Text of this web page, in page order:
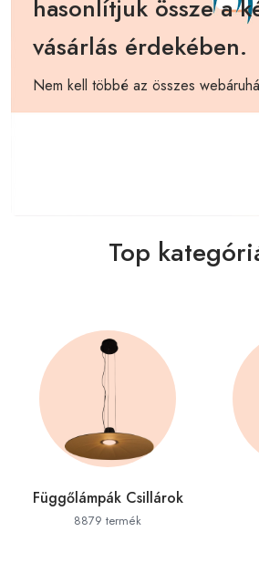
hasonlítjuk össze a
vásárlás érdekében.
Nem kell többé az összes
Top
Függőlámpák Csillárok
8879 termék